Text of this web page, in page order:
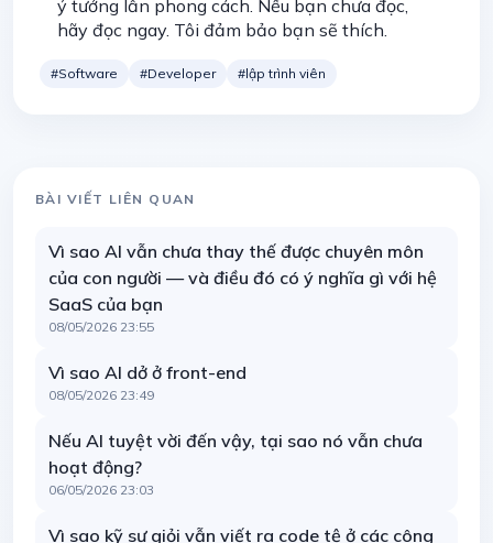
ý tưởng lẫn phong cách. Nếu bạn chưa đọc,
hãy đọc ngay. Tôi đảm bảo bạn sẽ thích.
#Software #Developer #lập trình viên
BÀI VIẾT LIÊN QUAN
Vì sao AI vẫn chưa thay thế được chuyên môn
của con người — và điều đó có ý nghĩa gì với hệ
SaaS của bạn
08/05/2026 23:55
Vì sao AI dở ở front-end
08/05/2026 23:49
Nếu AI tuyệt vời đến vậy, tại sao nó vẫn chưa
hoạt động?
06/05/2026 23:03
Vì sao kỹ sư giỏi vẫn viết ra code tệ ở các công